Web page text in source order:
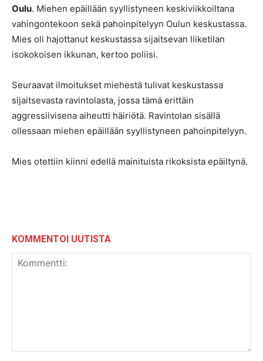
Oulu. Miehen epäillään syyllistyneen keskiviikkoiltana
vahingontekoon sekä pahoinpitelyyn Oulun keskustassa.
Mies oli hajottanut keskustassa sijaitsevan liiketilan
isokokoisen ikkunan, kertoo poliisi.
Seuraavat ilmoitukset miehestä tulivat keskustassa
sijaitsevasta ravintolasta, jossa tämä erittäin
aggressiivisena aiheutti häiriötä. Ravintolan sisällä
ollessaan miehen epäillään syyllistyneen pahoinpitelyyn.
Mies otettiin kiinni edellä mainituista rikoksista epäiltynä.
KOMMENTOI UUTISTA